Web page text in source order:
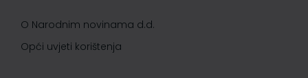
O Narodnim novinama d.d.
Opći uvjeti korištenja